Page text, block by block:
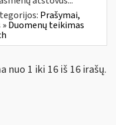
Prašymai,
Duomenų teikimas
nuo 1 iki 16 iš 16 irašų.